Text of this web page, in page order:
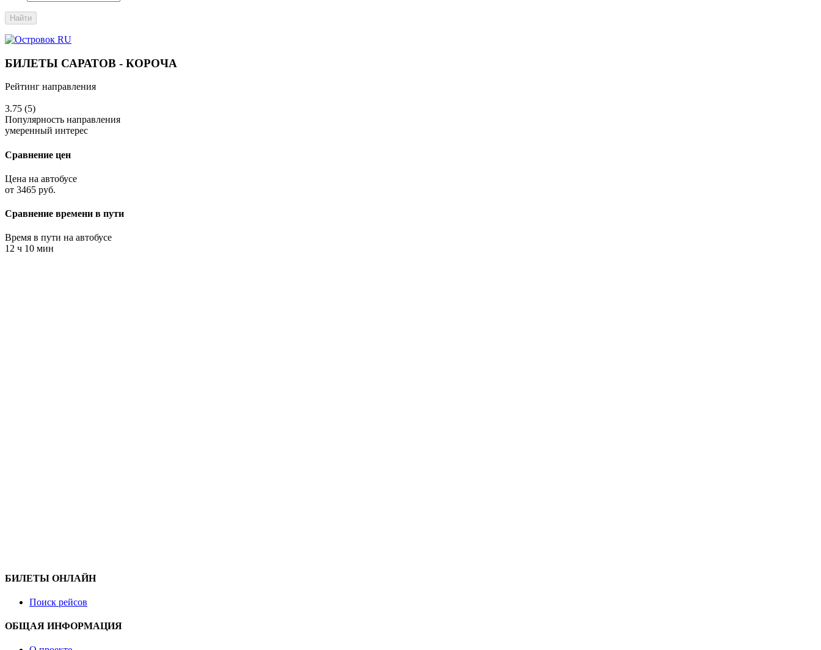
Найти
БИЛЕТЫ САРАТОВ - КОРОЧА
Рейтинг направления
3.75 (5)
Популярность направления
умеренный интерес
Сравнение цен
Цена на автобусе
от 3465 руб.
Сравнение времени в пути
Время в пути на автобусе
12 ч 10 мин
БИЛЕТЫ ОНЛАЙН
Поиск рейсов
ОБЩАЯ ИНФОРМАЦИЯ